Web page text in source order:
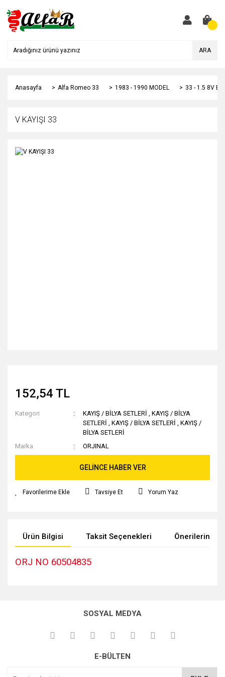
ARA
Anasayfa Alfa Romeo 33 1983 - 1990 MODEL 33 - 1.5 8V
V KAYIŞI 33
152,54 TL
Kategori KAYIŞ / BİLYA SETLERİ ,KAYIŞ / BİLYA
SETLERİ ,KAYIŞ / BİLYA SETLERİ ,KAYIŞ /
BİLYA SETLERİ
Marka
ORJINAL
GELİNCE HABER VER
Tavsiye Et Yorum Yaz
Ürün Bilgisi Taksit Seçenekleri Önerileriniz
ORJ NO 60504835
kullanarak tarafımıza iletebilirsiniz.
Görüş ve önerileriniz için teşekkür ederiz.
Ürün açıklamasında eksik bilgiler bulunuyor.
SOSYAL MEDYA
E-BÜLTEN